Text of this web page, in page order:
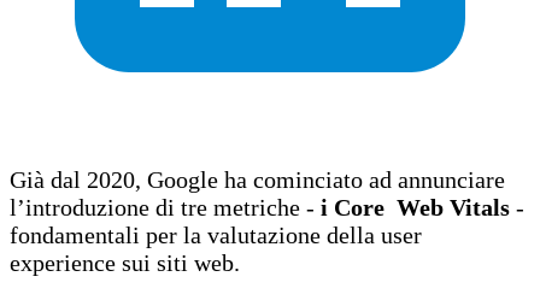
Già dal 2020, Google ha cominciato ad annunciare
l’introduzione di tre metriche - i Core Web Vitals -
fondamentali per la valutazione della user
experience sui siti web.